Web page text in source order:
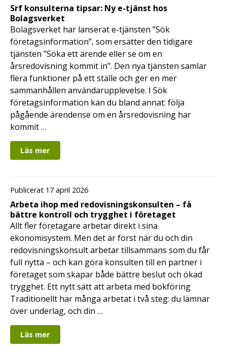
Srf konsulterna tipsar: Ny e-tjänst hos
Bolagsverket
Bolagsverket har lanserat e-tjänsten ”Sök
företagsinformation”, som ersätter den tidigare
tjänsten ”Söka ett ärende eller se om en
årsredovisning kommit in”. Den nya tjänsten samlar
flera funktioner på ett ställe och ger en mer
sammanhållen användarupplevelse. I Sök
företagsinformation kan du bland annat: följa
pågående ärendense om en årsredovisning har
kommit …
Läs mer
Publicerat 17 april 2026
Arbeta ihop med redovisningskonsulten – få
bättre kontroll och trygghet i företaget
Allt fler företagare arbetar direkt i sina
ekonomisystem. Men det är först när du och din
redovisningskonsult arbetar tillsammans som du får
full nytta – och kan göra konsulten till en partner i
företaget som skapar både bättre beslut och ökad
trygghet. Ett nytt sätt att arbeta med bokföring
Traditionellt har många arbetat i två steg: du lämnar
över underlag, och din …
Läs mer